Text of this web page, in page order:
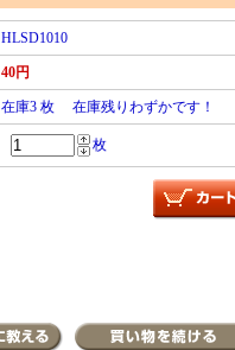
HLSD1010
40円
在庫3 枚 在庫残りわずかです！
枚